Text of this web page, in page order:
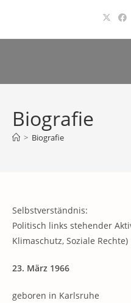
springen
Biografie
> Biografie
Selbstverständnis:
Politisch links stehender
Klimaschutz, Soziale Rechte)
23. März 1966
geboren in Karlsruhe